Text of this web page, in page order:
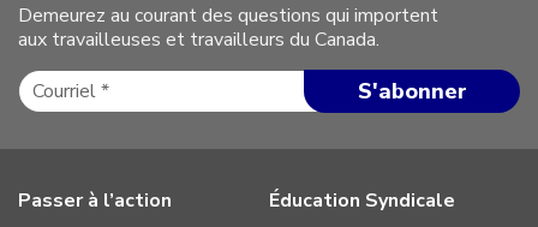
Demeurez au courant des questions qui importent
aux travailleuses et travailleurs du Canada.
Passer à l’action
Éducation Syndicale